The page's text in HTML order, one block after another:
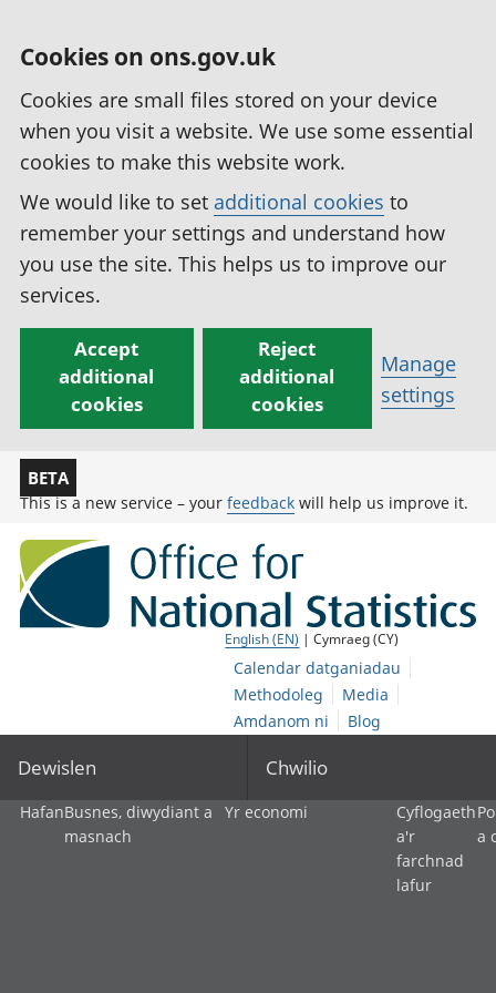
Cookies on ons.gov.uk
Cookies are small files stored on your device
when you visit a website. We use some essential
cookies to make this website work.
We would like to set additional cookies to
remember your settings and understand how
you use the site. This helps us to improve our
services.
Accept
additional
cookies
Reject
additional
cookies
Manage
settings
BETA
This is a new service – your feedback will help us improve it.
English (EN) | Cymraeg (CY)
Calendar datganiadau
Methodoleg
Media
Amdanom ni
Blog
Dewislen Chwilio
HafanBusnes, diwydiant a
masnach
Yr economi
Cyflogaeth
a'r
farchnad
lafur
a